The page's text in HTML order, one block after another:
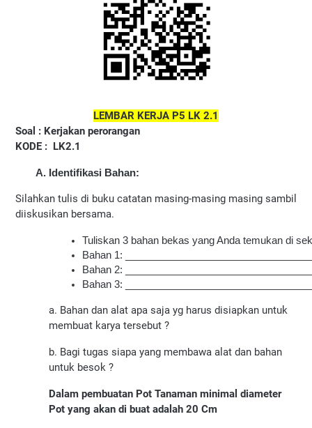
LEMBAR KERJA P5 LK 2.1
Soal : Kerjakan perorangan
KODE : LK2.1
Identifikasi Bahan:
Silahkan tulis di buku catatan masing-masing masing sambil
diiskusikan bersama.
Tuliskan 3 bahan bekas yang Anda temukan di
Bahan 1:
Bahan 2:
Bahan 3:
a. Bahan dan alat apa saja yg harus disiapkan untuk
membuat karya tersebut ?
b. Bagi tugas siapa yang membawa alat dan bahan
untuk besok ?
Dalam pembuatan Pot Tanaman minimal diameter
Pot yang akan di buat adalah 20 Cm